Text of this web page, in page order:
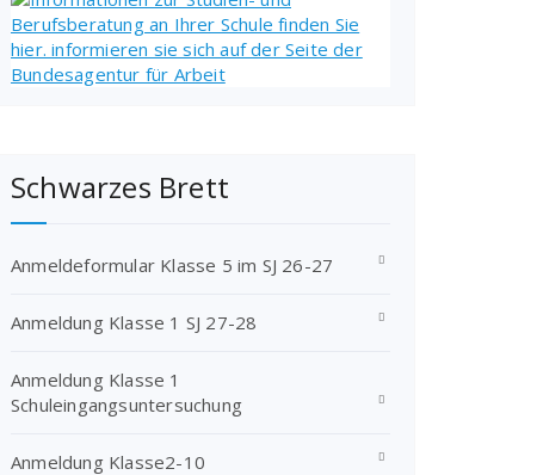
Schwarzes Brett
Anmeldeformular Klasse 5 im SJ 26-27
Anmeldung Klasse 1 SJ 27-28
Anmeldung Klasse 1
Schuleingangsuntersuchung
Anmeldung Klasse2-10